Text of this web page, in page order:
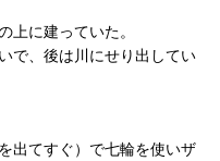
上に建っていた。
で、後は川にせり出してい
出てすぐ）で七輪を使いザ